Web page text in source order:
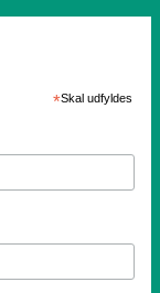
*Skal udfyldes